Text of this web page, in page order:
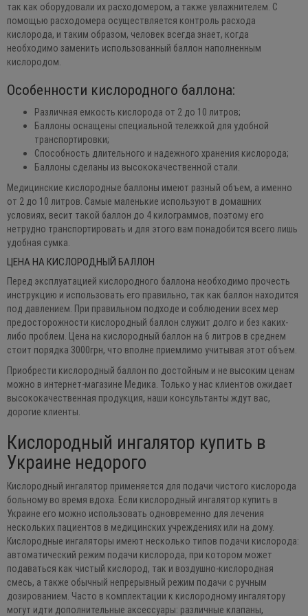
так как оборудовали их расходомером, а также увлажнителем. С
помощью расходомера осуществляется контроль расхода
кислорода, и таким образом, человек всегда знает, когда
необходимо заменить использованный баллон наполненным
кислородом.
Особенности кислородного баллона:
Различная емкость кислорода от 2 до 10 литров;
Баллоны оснащены специальной тележкой для удобной
транспортировки;
Способность длительного и надежного хранения кислорода;
Баллоны сделаны из высококачественной стали.
Медицинские кислородные баллоны имеют разный объем, а именно
от 2 до 10 литров. Самые маленькие используют в домашних
условиях, весит такой баллон до 4 килограммов, поэтому его
нетрудно транспортировать и для этого вам понадобится всего лишь
удобная сумка.
ЦЕНА НА КИСЛОРОДНЫЙ БАЛЛОН
Перед эксплуатацией кислородного баллона необходимо прочесть
инструкцию и использовать его правильно, так как баллон находится
под давлением. При правильном подходе и соблюдении всех мер
предосторожности кислородный баллон служит долго и без каких-
либо проблем. Цена на кислородный баллон на 6 литров в среднем
стоит порядка 3000грн, что вполне приемлимо учитывая этот объем.
Приобрести кислородный баллон по достойным и не высоким ценам
можно в интернет-магазине Медика. Только у нас клиентов ожидает
высококачественная продукция, наши консультанты ждут вас,
дорогие клиенты.
Кислородный ингалятор купить в
Украине недорого
Кислородный ингалятор применяется для подачи чистого кислорода
больному во время вдоха. Если кислородный ингалятор купить в
Украине его можно использовать одновременно для лечения
нескольких пациентов в медицинских учреждениях или на дому.
Кислородные ингаляторы имеют несколько типов подачи кислорода:
автоматический режим подачи кислорода, при котором может
подаваться как чистый кислород, так и воздушно-кислородная
смесь, а также обычный непрерывный режим подачи с ручным
дозированием. Часто в комплектации к кислородному ингалятору
могут идти дополнительные аксессуары: различные клапаны,